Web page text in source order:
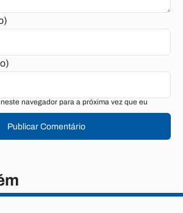
navegador para a próxima vez que eu
Publicar Comentário